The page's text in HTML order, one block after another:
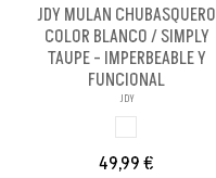
JDY MULAN CHUBASQUERO
COLOR BLANCO / SIMPLY
TAUPE - IMPERBEABLE Y
FUNCIONAL
JDY
49,99 €